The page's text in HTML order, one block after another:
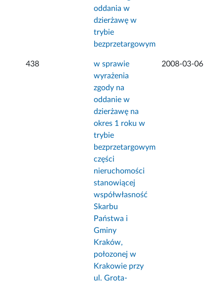
oddania w
dzierżawę w
trybie
bezprzetargowym
438
w sprawie
wyrażenia
zgody na
oddanie w
dzierżawę na
okres 1 roku w
trybie
bezprzetargowym
części
nieruchomości
stanowiącej
współwłasność
Skarbu
Państwa i
Gminy
Kraków,
połozonej w
Krakowie przy
ul. Grota-
2008-03-06